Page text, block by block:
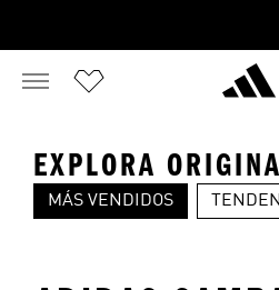
EXPLORA
MÁS VENDIDOS
SUPERSTAR